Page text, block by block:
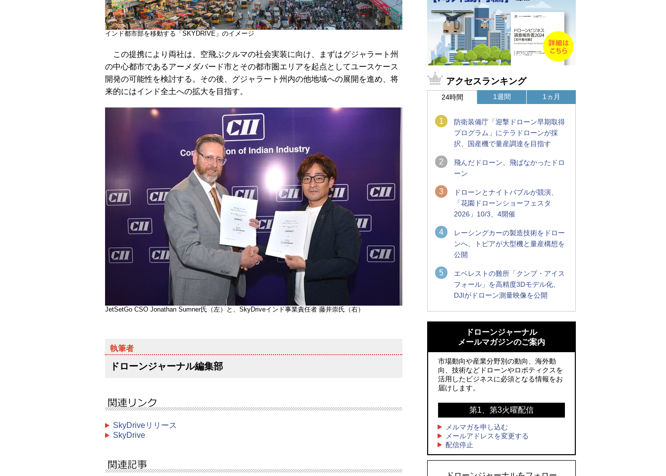
インド都市部を移動する「SKYDRIVE」のイメージ
この提携により両社は、空飛ぶクルマの社会実装に向け、まずはグジャラート州
の中心都市であるアーメダバード市とその都市圏エリアを起点としてユースケース
開発の可能性を検討する。その後、グジャラート州内の他地域への展開を進め、将
来的にはインド全土への拡大を目指す。
JetSetGo CSO Jonathan Sumner氏（左）と、SkyDriveインド事業責任者 藤井崇氏（右）
ドローンジャーナル編集部
SkyDriveリリース
SkyDrive
アクセスランキング
24時間
1
防衛装備庁「迎撃ドローン早期取得
プログラム」にテラドローンが採
択、国産機で量産調達を目指す
2
飛んだドローン、飛ばなかったドロ
ーン
3
ドローンとナイトバブルが競演、
「花園ドローンショーフェスタ
2026」10/3、4開催
4
レーシングカーの製造技術をドロー
ンへ、トピアが大型機と量産構想を
公開
5
エベレストの難所「クンブ・アイス
フォール」を高精度3Dモデル化、
DJIがドローン測量映像を公開
1週間
飛ぶLEDスクリーン」とドローンショー
による新演出を実施
防衛装備庁「迎撃ドローン早期取得プロ
グラム」にテラドローンが採択、国産機
で量産調達を目指す
パイダーマン』や「M!LK」とのコラボド
ローンショー8/1開催
ドローンとナイトバブルが競演、「花園
ドローンショーフェスタ2026」10/3、4
開催
1ヵ月
飛ぶLEDスクリーン」とドローンショー
による新演出を実施
国産AUVを社会実装へ、スタートアップ
「BlueArch株式会社」設立
防衛装備庁「迎撃ドローン早期取得プロ
で量産調達を目指す
サザンビーチちがさき花火大会で「復活
の花火」打ち上げ、キリンビールがライ
ブ中継と連動した支援企画
ドローンジャーナル
メールマガジンのご案内
市場動向や産業分野別の動向、海外動
向、技術などドローンやロボティクスを
活用したビジネスに必須となる情報をお
届けします。
第1、第3火曜配信
メルマガを申し込む
メールアドレスを変更する
配信停止